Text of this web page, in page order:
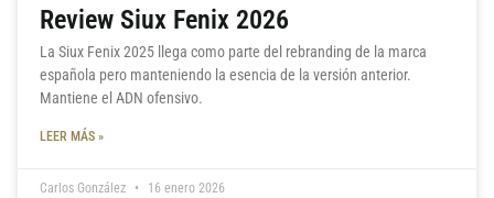
Review Siux Fenix 2026
La Siux Fenix 2025 llega como parte del rebranding de la marca
española pero manteniendo la esencia de la versión anterior.
Mantiene el ADN ofensivo.
LEER MÁS »
Carlos González 16 enero 2026